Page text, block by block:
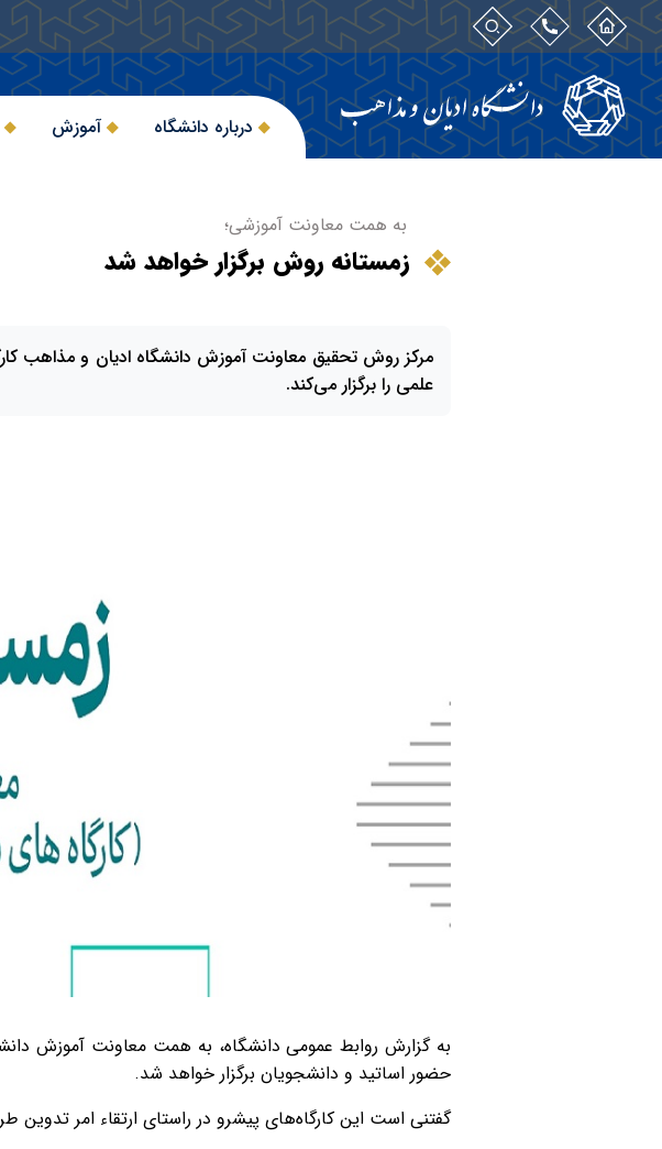
درباره دانشگاه آموزش
به همت معاونت آموزشی؛
زمستانه روش برگزار خواهد شد
مرکز روش تحقیق معاونت آموزش دانشگاه ادیان و مذاهب
علمی را برگزار می‌کند.
به گزارش روابط عمومی دانشگاه، به همت معاونت آموزش
حضور اساتید و دانشجویان برگزار خواهد شد.
گفتنی است این کارگاه‌های پیشرو در راستای ارتقاء امر